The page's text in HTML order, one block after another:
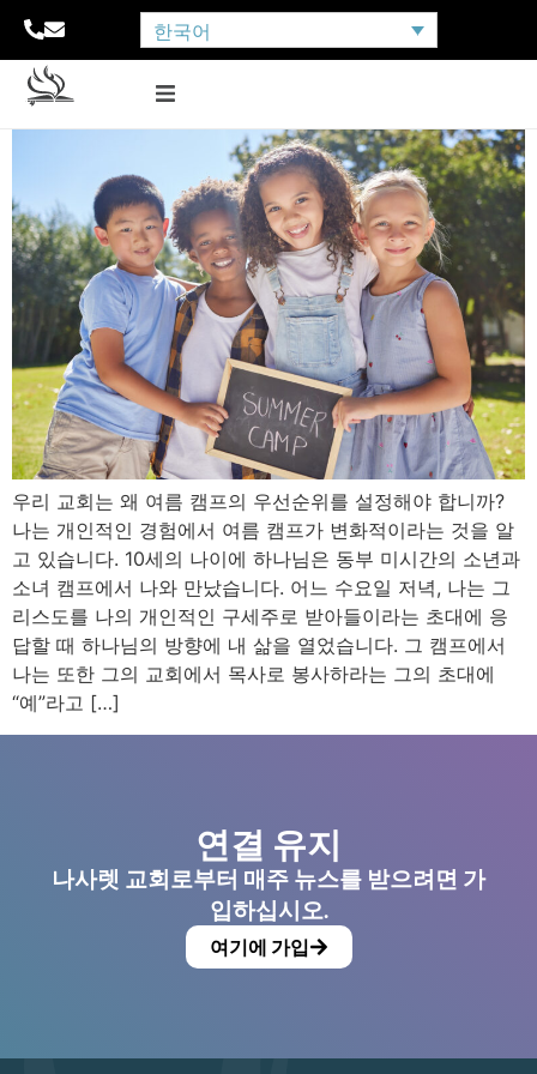
한국어
우리 교회는 왜 여름 캠프의 우선순위를 설정해야 합니까?
나는 개인적인 경험에서 여름 캠프가 변화적이라는 것을 알
고 있습니다. 10세의 나이에 하나님은 동부 미시간의 소년과
소녀 캠프에서 나와 만났습니다. 어느 수요일 저녁, 나는 그
리스도를 나의 개인적인 구세주로 받아들이라는 초대에 응
답할 때 하나님의 방향에 내 삶을 열었습니다. 그 캠프에서
나는 또한 그의 교회에서 목사로 봉사하라는 그의 초대에
“예”라고 […]
연결 유지
나사렛 교회로부터 매주 뉴스를 받으려면 가
입하십시오.
여기에 가입